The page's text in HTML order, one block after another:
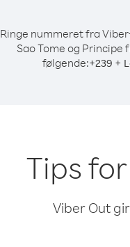
Ringe nummeret fra
Sao Tome og Principe
følgende:+239 +
Tips
Viber Out